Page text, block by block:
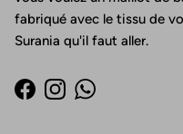
fabriqué avec le tissu de
Surania qu'il faut aller.
Facebook
InstagramWhatsApp